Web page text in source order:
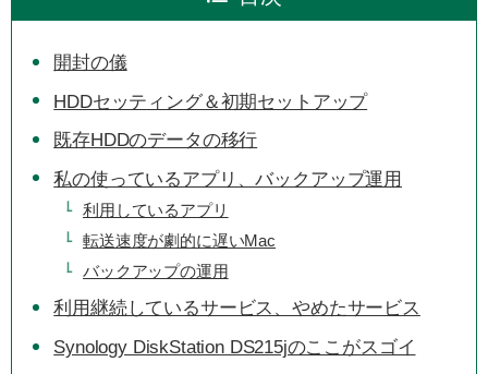
開封の儀
HDDセッティング＆初期セットアップ
既存HDDのデータの移行
私の使っているアプリ、バックアップ運用
利用しているアプリ
転送速度が劇的に遅いMac
バックアップの運用
利用継続しているサービス、やめたサービス
Synology DiskStation DS215jのここがスゴイ